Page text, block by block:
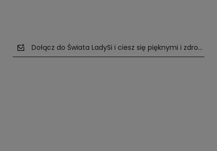
Dołącz do Świata LadySi i ciesz się pięknymi i